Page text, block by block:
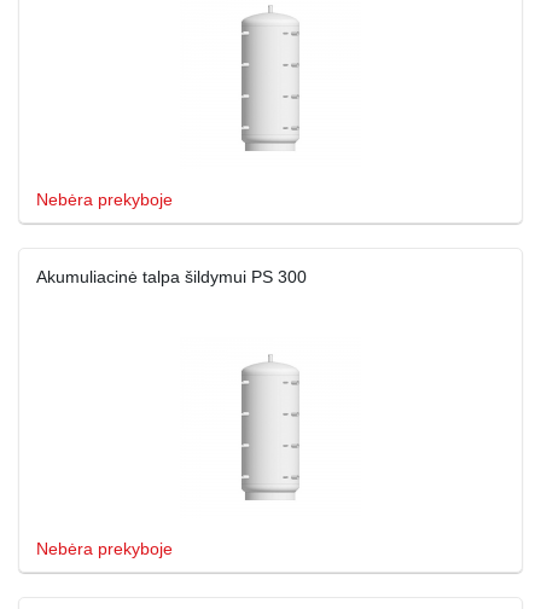
Nebėra prekyboje
Akumuliacinė talpa šildymui PS 300
Nebėra prekyboje